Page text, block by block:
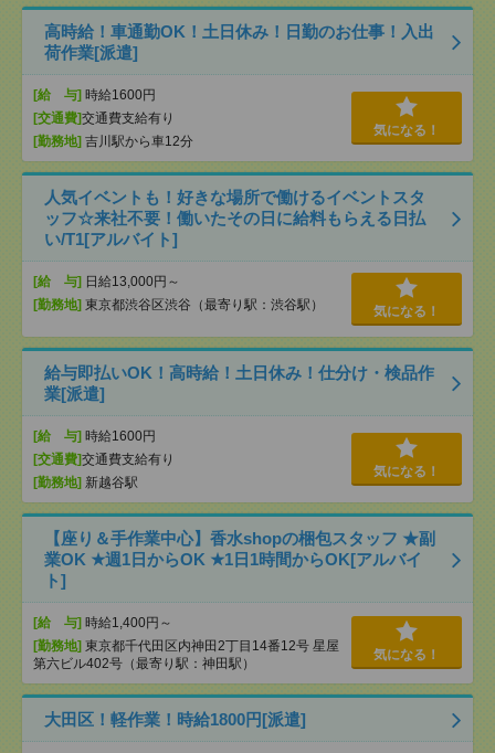
高時給！車通勤OK！土日休み！日勤のお仕事！入出
荷作業[派遣]
[給 与] 時給1600円
[交通費]交通費支給有り
[勤務地] 吉川駅から車12分
気になる！
人気イベントも！好きな場所で働けるイベントスタ
ッフ☆来社不要！働いたその日に給料もらえる日払
い/T1[アルバイト]
[給 与] 日給13,000円～
[勤務地] 東京都渋谷区渋谷（最寄り駅：渋谷駅） 気になる！
給与即払いOK！高時給！土日休み！仕分け・検品作
業[派遣]
[給 与] 時給1600円
[交通費]交通費支給有り
[勤務地] 新越谷駅
気になる！
【座り＆手作業中心】香水shopの梱包スタッフ ★副
業OK ★週1日からOK ★1日1時間からOK[アルバイ
ト]
[給 与] 時給1,400円～
[勤務地] 東京都千代田区内神田2丁目14番12号 星屋
第六ビル402号（最寄り駅：神田駅）
気になる！
大田区！軽作業！時給1800円[派遣]